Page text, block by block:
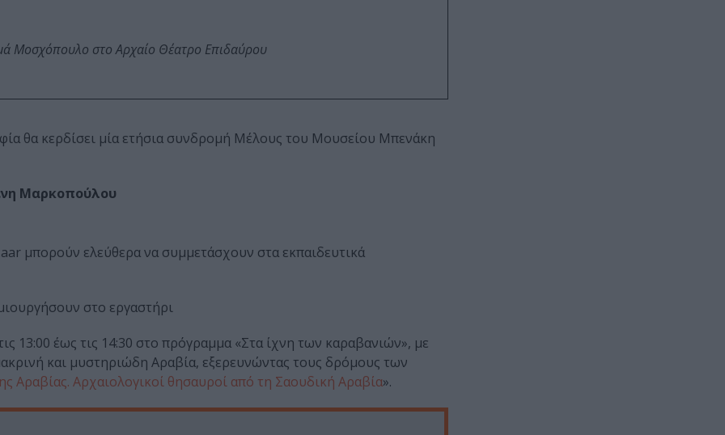
Μοσχόπουλο στο Αρχαίο Θέατρο Επιδαύρου
θα κερδίσει μία ετήσια συνδρομή Μέλους του Μουσείου Μπενάκη
Μαρκοπούλου
μπορούν ελεύθερα να συμμετάσχουν στα εκπαιδευτικά
στο εργαστήρι
13:00 έως τις 14:30 στο πρόγραμμα «Στα ίχνη των καραβανιών», με
και μυστηριώδη Αραβία, εξερευνώντας τους δρόμους των
Αραβίας. Αρχαιολογικοί θησαυροί από τη Σαουδική Αραβία».